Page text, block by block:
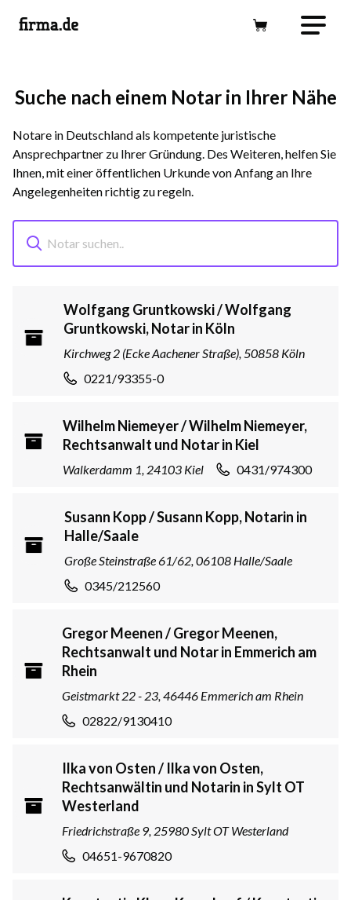
Suche nach einem Notar in Ihrer Nähe
Notare in Deutschland als kompetente juristische
Ansprechpartner zu Ihrer Gründung. Des Weiteren, helfen Sie
Ihnen, mit einer öffentlichen Urkunde von Anfang an Ihre
Angelegenheiten richtig zu regeln.
Wolfgang Gruntkowski / Wolfgang
Gruntkowski, Notar in Köln
Kirchweg 2 (Ecke Aachener Straße), 50858 Köln
0221/93355-0
Wilhelm Niemeyer / Wilhelm Niemeyer,
Rechtsanwalt und Notar in Kiel
Walkerdamm 1, 24103 Kiel 0431/974300
Susann Kopp / Susann Kopp, Notarin in
Halle/Saale
Große Steinstraße 61/62, 06108 Halle/Saale
0345/212560
Gregor Meenen / Gregor Meenen,
Rechtsanwalt und Notar in Emmerich am
Rhein
Geistmarkt 22 - 23, 46446 Emmerich am Rhein
02822/9130410
Ilka von Osten / Ilka von Osten,
Rechtsanwältin und Notarin in Sylt OT
Westerland
Friedrichstraße 9, 25980 Sylt OT Westerland
04651-9670820